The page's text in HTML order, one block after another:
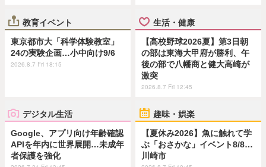
教育イベント
東京都市大「科学体験教室」
24の実験企画…小中向け9/6
2026.8.7 Fri 18:15
生活・健康
【高校野球2026夏】第3日朝
の部は東海大甲府が勝利、午
後の部で八幡商と健大高崎が
激突
2026.8.7 Fri 12:45
デジタル生活
Google、アプリ向け年齢確認
APIを年内に世界展開…未成年
者保護を強化
趣味・娯楽
【夏休み2026】魚に触れて学
ぶ「おさかな」イベント8/8…
川崎市